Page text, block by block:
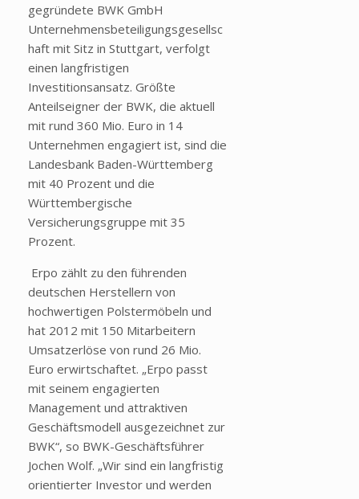
gegründete BWK GmbH
Unternehmensbeteiligungsgesellsc
haft mit Sitz in Stuttgart, verfolgt
einen langfristigen
Investitionsansatz. Größte
Anteilseigner der BWK, die aktuell
mit rund 360 Mio. Euro in 14
Unternehmen engagiert ist, sind die
Landesbank Baden-Württemberg
mit 40 Prozent und die
Württembergische
Versicherungsgruppe mit 35
Prozent.
Erpo zählt zu den führenden
deutschen Herstellern von
hochwertigen Polstermöbeln und
hat 2012 mit 150 Mitarbeitern
Umsatzerlöse von rund 26 Mio.
Euro erwirtschaftet. „Erpo passt
mit seinem engagierten
Management und attraktiven
Geschäftsmodell ausgezeichnet zur
BWK“, so BWK-Geschäftsführer
Jochen Wolf. „Wir sind ein langfristig
orientierter Investor und werden